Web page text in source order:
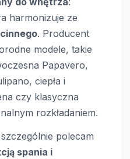
harmonizuje ze
. Producent
modele, takie
Papavero,
ciepła i
czy klasyczna
rozkładaniem.
szczególnie polecam
spania i